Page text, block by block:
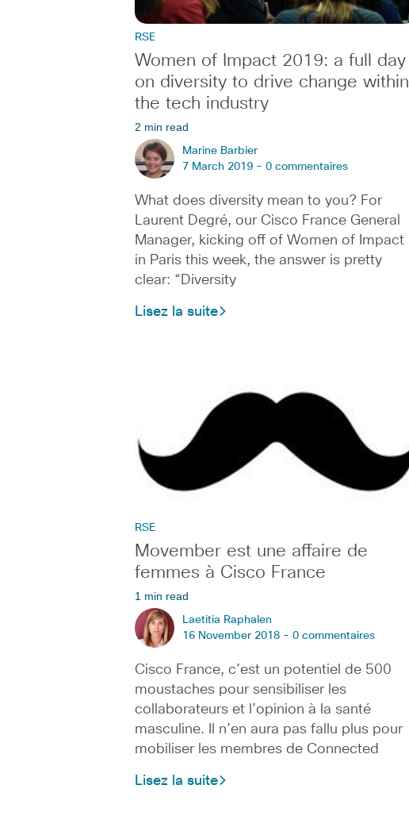
RSE
Women of Impact 2019: a full day
on diversity to drive change within
the tech industry
2 min read
Marine Barbier
7 March 2019 - 0 commentaires
What does diversity mean to you? For
Laurent Degré, our Cisco France General
Manager, kicking off of Women of Impact
in Paris this week, the answer is pretty
clear: “Diversity
Lisez la suite
RSE
Movember est une affaire de
femmes à Cisco France
1 min read
Laetitia Raphalen
16 November 2018 - 0 commentaires
Cisco France, c’est un potentiel de 500
moustaches pour sensibiliser les
collaborateurs et l’opinion à la santé
masculine. Il n’en aura pas fallu plus pour
mobiliser les membres de Connected
Lisez la suite